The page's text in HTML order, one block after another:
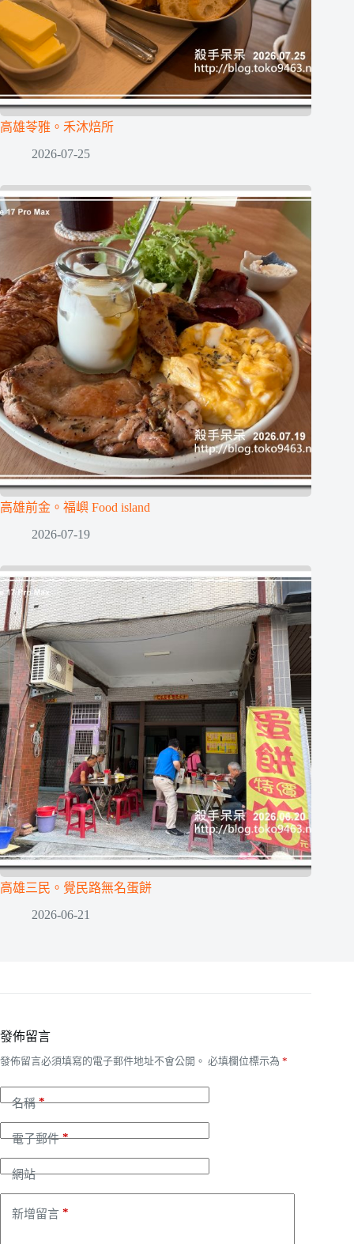
高雄苓雅。禾沐焙所
2026-07-25
高雄前金。福嶼 Food island
2026-07-19
高雄三民。覺民路無名蛋餅
2026-06-21
發佈留言
發佈留言必須填寫的電子郵件地址不會公開。 必填欄位標示為 *
名稱*
電子郵件*
網站
新增留言 *